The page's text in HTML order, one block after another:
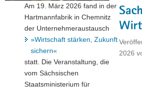
2026
Am 19. März 2026 fand in der
Hartmannfabrik in Chemnitz
der Unternehmeraustausch
»Wirtschaft stärken, Zukunft
sichern«
statt. Die Veranstaltung, die
vom Sächsischen
Staatsministerium für